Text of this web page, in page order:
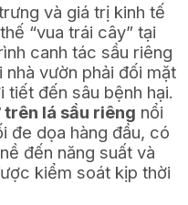
và giá trị kinh tế
“vua trái cây” tại
canh tác sầu riêng
vườn phải đối mặt
đến sâu bệnh hại.
lá sầu riêng nổi
đe dọa hàng đầu, có
đến năng suất và
kiểm soát kịp thời